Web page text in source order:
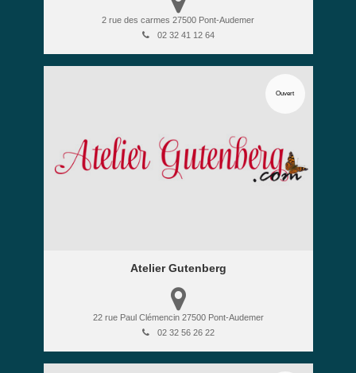
2 rue des carmes 27500 Pont-Audemer
02 32 41 12 64
Atelier Gutenberg
22 rue Paul Clémencin 27500 Pont-Audemer
02 32 56 26 22
Ouvert